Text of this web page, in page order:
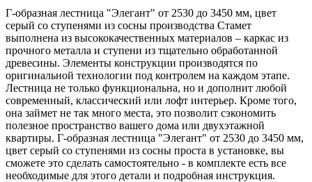
Г-образная лестница "Элегант" от 2530 до 3450 мм, цвет
серый со ступенями из сосны производства Стамет
выполнена из высококачественных материалов – каркас из
прочного металла и ступени из тщательно обработанной
древесины. Элементы конструкции производятся по
оригинальной технологии под контролем на каждом этапе.
Лестница не только функциональна, но и дополнит любой
современный, классический или лофт интерьер. Кроме того,
она займет не так много места, это позволит сэкономить
полезное пространство вашего дома или двухэтажной
квартиры. Г-образная лестница "Элегант" от 2530 до 3450 мм,
цвет серый со ступенями из сосны проста в установке, вы
сможете это сделать самостоятельно - в комплекте есть все
необходимые для этого детали и подробная инструкция.